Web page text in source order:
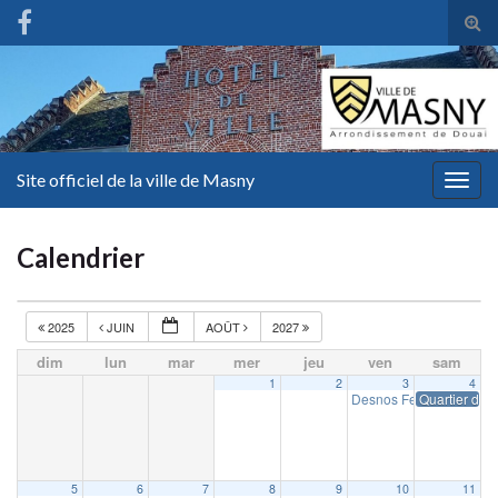
Site officiel de la ville de Masny
Calendrier
2025 JUIN AOÛT 2027
dim lun mar mer jeu ven sam
1 2 3
Desnos Fest19 h 00 min
4
Quartier
5 6 7 8 9 10 11